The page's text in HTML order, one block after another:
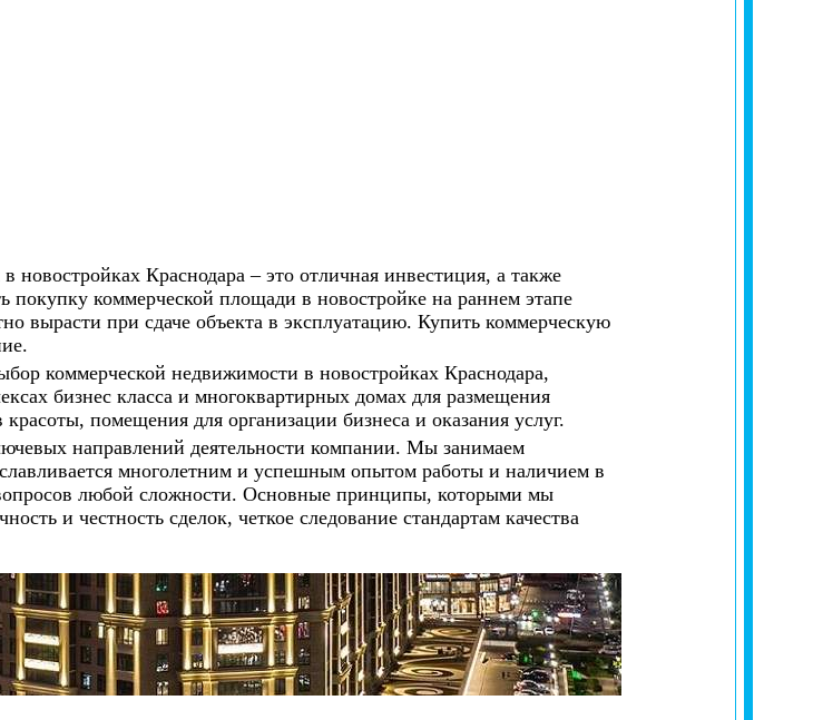
Краснодара – это отличная инвестиция, а также
покупку коммерческой площади в новостройке на раннем этапе
вырасти при сдаче объекта в эксплуатацию. Купить коммерческую
коммерческой недвижимости в новостройках Краснодара,
бизнес класса и многоквартирных домах для размещения
помещения для организации бизнеса и оказания услуг.
направлений деятельности компании. Мы занимаем
многолетним и успешным опытом работы и наличием в
любой сложности. Основные принципы, которыми мы
и честность сделок, четкое следование стандартам качества